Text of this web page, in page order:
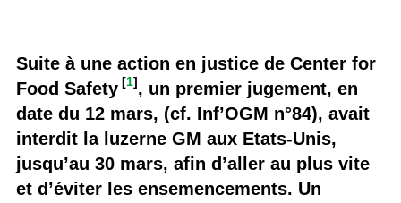
Suite à une action en justice de Center for
Food Safety [1], un premier jugement, en
date du 12 mars, (cf. Inf’OGM n°84), avait
interdit la luzerne GM aux Etats-Unis,
jusqu’au 30 mars, afin d’aller au plus vite
et d’éviter les ensemencements. Un